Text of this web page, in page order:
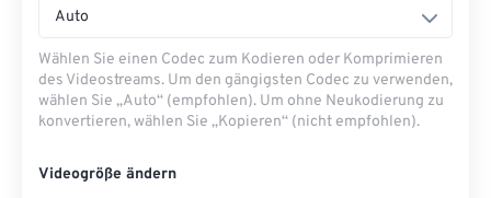
Auto
Wählen Sie einen Codec zum Kodieren oder Komprimieren
des Videostreams. Um den gängigsten Codec zu verwenden,
wählen Sie „Auto“ (empfohlen). Um ohne Neukodierung zu
konvertieren, wählen Sie „Kopieren“ (nicht empfohlen).
Videogröße ändern